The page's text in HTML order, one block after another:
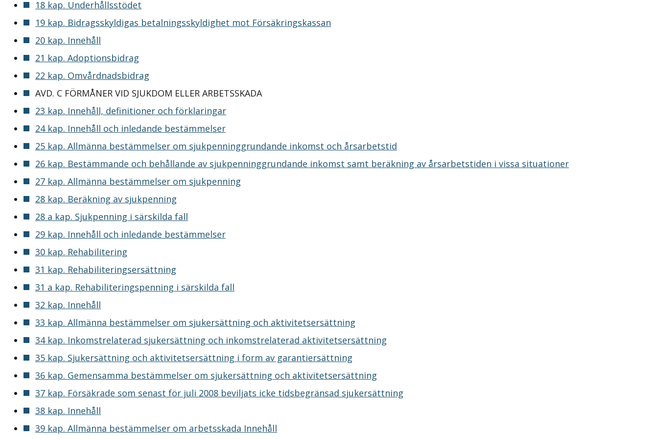
18 kap. Underhållsstödet
19 kap. Bidragsskyldigas betalningsskyldighet mot Försäkringskassan
20 kap. Innehåll
21 kap. Adoptionsbidrag
22 kap. Omvårdnadsbidrag
AVD. C FÖRMÅNER VID SJUKDOM ELLER ARBETSSKADA
23 kap. Innehåll, definitioner och förklaringar
24 kap. Innehåll och inledande bestämmelser
25 kap. Allmänna bestämmelser om sjukpenninggrundande inkomst och årsarbetstid
26 kap. Bestämmande och behållande av sjukpenninggrundande inkomst samt beräkning av årsarbetstiden i vissa situationer
27 kap. Allmänna bestämmelser om sjukpenning
28 kap. Beräkning av sjukpenning
28 a kap. Sjukpenning i särskilda fall
29 kap. Innehåll och inledande bestämmelser
30 kap. Rehabilitering
31 kap. Rehabiliteringsersättning
31 a kap. Rehabiliteringspenning i särskilda fall
32 kap. Innehåll
33 kap. Allmänna bestämmelser om sjukersättning och aktivitetsersättning
34 kap. Inkomstrelaterad sjukersättning och inkomstrelaterad aktivitetsersättning
35 kap. Sjukersättning och aktivitetsersättning i form av garantiersättning
36 kap. Gemensamma bestämmelser om sjukersättning och aktivitetsersättning
37 kap. Försäkrade som senast för juli 2008 beviljats icke tidsbegränsad sjukersättning
38 kap. Innehåll
39 kap. Allmänna bestämmelser om arbetsskada Innehåll